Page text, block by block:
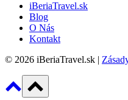
iBeriaTravel.sk
Blog
O Nás
Kontakt
© 2026 iBeriaTravel.sk |